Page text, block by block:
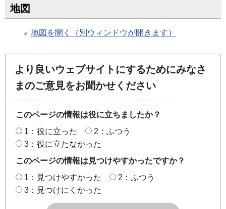
地図
地図を開く（別ウィンドウが開きます）
より良いウェブサイトにするためにみなさ
まのご意見をお聞かせください
このページの情報は役に立ちましたか？
1：役に立った
2：ふつう
3：役に立たなかった
このページの情報は見つけやすかったですか？
1：見つけやすかった
2：ふつう
3：見つけにくかった